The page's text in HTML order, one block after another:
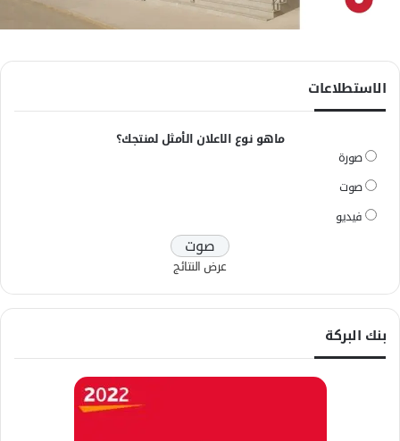
الاستطلاعات
ماهو نوع الاعلان الأمثل لمنتجك؟
صورة
صوت
فيديو
عرض النتائج
بنك البركة